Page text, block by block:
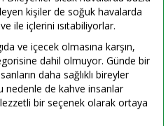
kişiler de soğuk havalarda
ile içlerini ısıtabiliyorlar.
ve içecek olmasına karşın,
dahil olmuyor. Günde bir
daha sağlıklı bireyler
nedenle de kahve insanlar
bir seçenek olarak ortaya